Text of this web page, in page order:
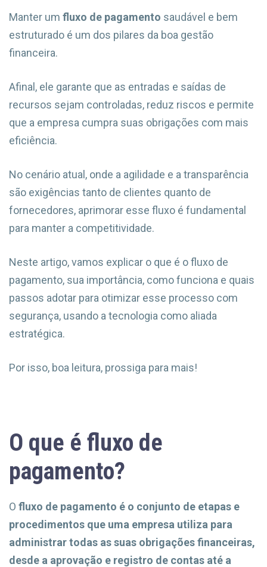
Manter um fluxo de pagamento saudável e bem
estruturado é um dos pilares da boa gestão
financeira.
Afinal, ele garante que as entradas e saídas de
recursos sejam controladas, reduz riscos e permite
que a empresa cumpra suas obrigações com mais
eficiência.
No cenário atual, onde a agilidade e a transparência
são exigências tanto de clientes quanto de
fornecedores, aprimorar esse fluxo é fundamental
para manter a competitividade.
Neste artigo, vamos explicar o que é o fluxo de
pagamento, sua importância, como funciona e quais
passos adotar para otimizar esse processo com
segurança, usando a tecnologia como aliada
estratégica.
Por isso, boa leitura, prossiga para mais!
O que é fluxo de
pagamento?
O fluxo de pagamento é o conjunto de etapas e
procedimentos que uma empresa utiliza para
administrar todas as suas obrigações financeiras,
desde a aprovação e registro de contas até a